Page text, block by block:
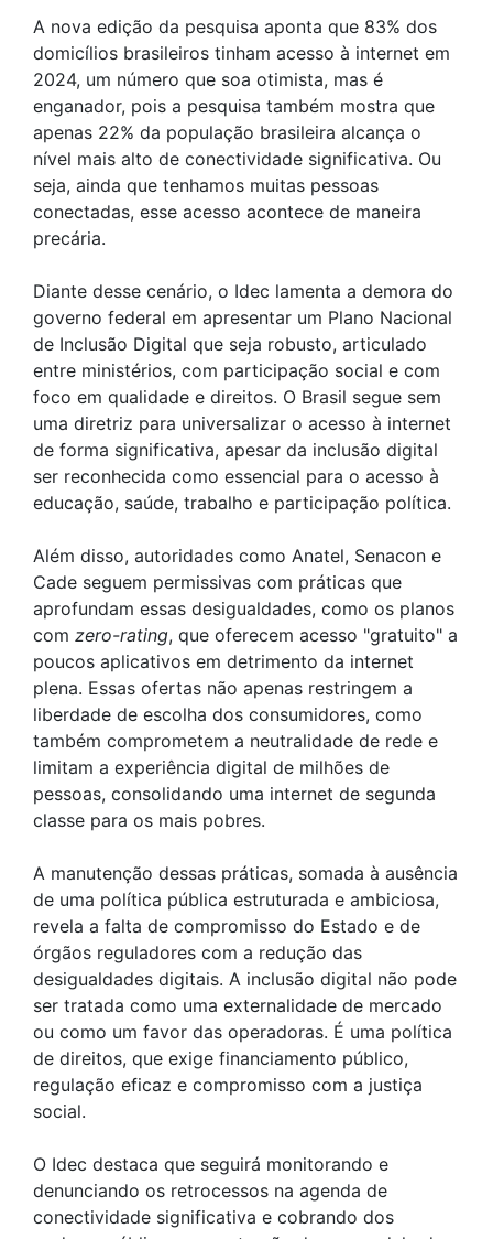
A nova edição da pesquisa aponta que 83% dos
domicílios brasileiros tinham acesso à internet em
2024, um número que soa otimista, mas é
enganador, pois a pesquisa também mostra que
apenas 22% da população brasileira alcança o
nível mais alto de conectividade significativa. Ou
seja, ainda que tenhamos muitas pessoas
conectadas, esse acesso acontece de maneira
precária.
Diante desse cenário, o Idec lamenta a demora do
governo federal em apresentar um Plano Nacional
de Inclusão Digital que seja robusto, articulado
entre ministérios, com participação social e com
foco em qualidade e direitos. O Brasil segue sem
uma diretriz para universalizar o acesso à internet
de forma significativa, apesar da inclusão digital
ser reconhecida como essencial para o acesso à
educação, saúde, trabalho e participação política.
Além disso, autoridades como Anatel, Senacon e
Cade seguem permissivas com práticas que
aprofundam essas desigualdades, como os planos
com zero-rating, que oferecem acesso "gratuito" a
poucos aplicativos em detrimento da internet
plena. Essas ofertas não apenas restringem a
liberdade de escolha dos consumidores, como
também comprometem a neutralidade de rede e
limitam a experiência digital de milhões de
pessoas, consolidando uma internet de segunda
classe para os mais pobres.
A manutenção dessas práticas, somada à ausência
de uma política pública estruturada e ambiciosa,
revela a falta de compromisso do Estado e de
órgãos reguladores com a redução das
desigualdades digitais. A inclusão digital não pode
ser tratada como uma externalidade de mercado
ou como um favor das operadoras. É uma política
de direitos, que exige financiamento público,
regulação eficaz e compromisso com a justiça
social.
O Idec destaca que seguirá monitorando e
denunciando os retrocessos na agenda de
conectividade significativa e cobrando dos